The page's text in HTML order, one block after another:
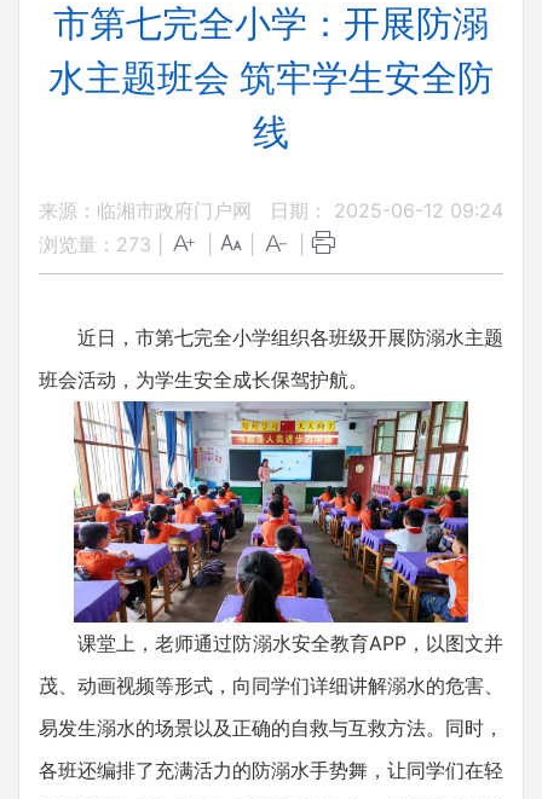
市第七完全小学：开展防溺
水主题班会 筑牢学生安全防
线
来源：临湘市政府门户网
日期： 2025-06-12 09:24
浏览量： 273
近日，市第七完全小学组织各班级开展防溺水主题
班会活动，为学生安全成长保驾护航。
课堂上，老师通过防溺水安全教育APP，以图文并
茂、动画视频等形式，向同学们详细讲解溺水的危害、
易发生溺水的场景以及正确的自救与互救方法。同时，
各班还编排了充满活力的防溺水手势舞，让同学们在轻